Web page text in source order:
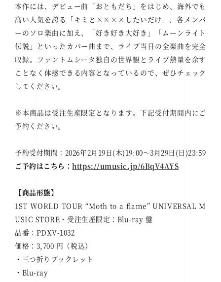
本作には、デビュー曲「おともだち」をはじめ、海外でも
高い人気を誇る「キミと××××したいだけ」、各メンバ
ーのソロ楽曲に加え、「好き好き大好き」「ムーンライト
伝説」といったカバー曲まで、ライブ当日の全楽曲を完全
収録。ファントムシータ独自の世界観とライブ熱量を余す
ことなく体感できる内容となっているので、ぜひチェック
してください。
※本商品は受注生産限定となります。下記受付期間内にご
予約ください。
予約受付期間：2026年2月19日(木)19:00～3月29日(日)23:59
ご予約はこちら：https://umusic.jp/6BqV4AYS
【商品形態】
1ST WORLD TOUR “Moth to a flame” UNIVERSAL M
USIC STORE・受注生産限定：Blu-ray 盤
品番：PDXV-1032
価格：3,700 円（税込）
・三つ折りブックレット
・Blu-ray